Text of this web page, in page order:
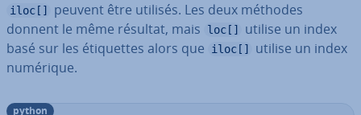
iloc[]
peuvent être utilisés. Les deux méthodes
donnent le même résultat, mais
loc[]
utilise un index
basé sur les éti­quettes alors que
iloc[]
utilise un index
numérique.
python